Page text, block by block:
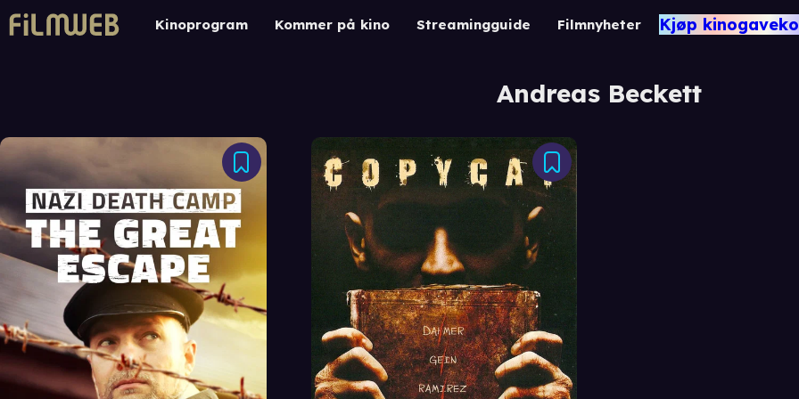
Kinoprogram Kommer på kino Streamingguide Filmnyheter Kjøp
Andreas Beckett